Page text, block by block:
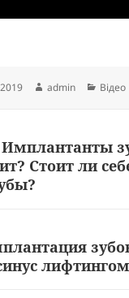
Автор
admin Відео
Стоит ли
лифтингом